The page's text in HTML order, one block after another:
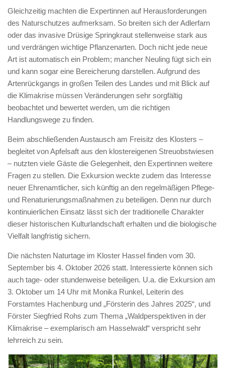
Gleichzeitig machten die Expertinnen auf Herausforderungen
des Naturschutzes aufmerksam. So breiten sich der Adlerfarn
oder das invasive Drüsige Springkraut stellenweise stark aus
und verdrängen wichtige Pflanzenarten. Doch nicht jede neue
Art ist automatisch ein Problem; mancher Neuling fügt sich ein
und kann sogar eine Bereicherung darstellen. Aufgrund des
Artenrückgangs in großen Teilen des Landes und mit Blick auf
die Klimakrise müssen Veränderungen sehr sorgfältig
beobachtet und bewertet werden, um die richtigen
Handlungswege zu finden.
Beim abschließenden Austausch am Freisitz des Klosters –
begleitet von Apfelsaft aus den klostereigenen Streuobstwiesen
– nutzten viele Gäste die Gelegenheit, den Expertinnen weitere
Fragen zu stellen. Die Exkursion weckte zudem das Interesse
neuer Ehrenamtlicher, sich künftig an den regelmäßigen Pflege-
und Renaturierungsmaßnahmen zu beteiligen. Denn nur durch
kontinuierlichen Einsatz lässt sich der traditionelle Charakter
dieser historischen Kulturlandschaft erhalten und die biologische
Vielfalt langfristig sichern.
Die nächsten Naturtage im Kloster Hassel finden vom 30.
September bis 4. Oktober 2026 statt. Interessierte können sich
auch tage- oder stundenweise beteiligen. U.a. die Exkursion am
3. Oktober um 14 Uhr mit Monika Runkel, Leiterin des
Forstamtes Hachenburg und „Försterin des Jahres 2025“, und
Förster Siegfried Rohs zum Thema „Waldperspektiven in der
Klimakrise – exemplarisch am Hasselwald“ verspricht sehr
lehrreich zu sein.